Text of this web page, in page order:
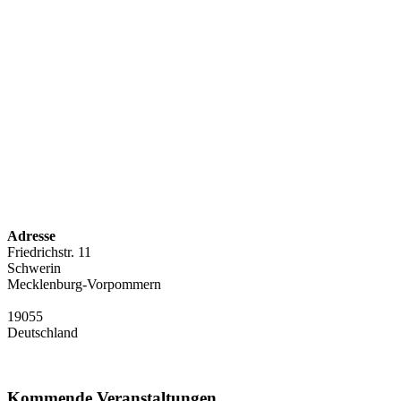
Adresse
Friedrichstr. 11
Schwerin
Mecklenburg-Vorpommern
19055
Deutschland